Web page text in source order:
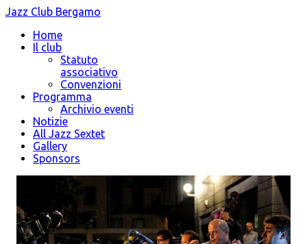
Jazz Club Bergamo
Home
Il club
Statuto
associativo
Convenzioni
Programma
Archivio eventi
Notizie
All Jazz Sextet
Gallery
Sponsors